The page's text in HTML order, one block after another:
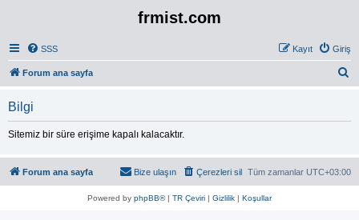
frmist.com
SSS Giriş
Kayıt
Forum ana sayfa
Bilgi
Sitemiz bir süre erişime kapalı kalacaktır.
Forum ana sayfa Tüm zamanlar UTC+03:00
Çerezleri sil
Bize ulaşın
Powered by phpBB®| TR Çeviri | Gizlilik | Koşullar